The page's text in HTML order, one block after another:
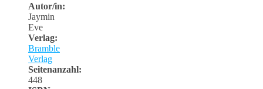
Autor/in:
Jaymin
Eve
Verlag:
Bramble
Verlag
Seitenanzahl:
448